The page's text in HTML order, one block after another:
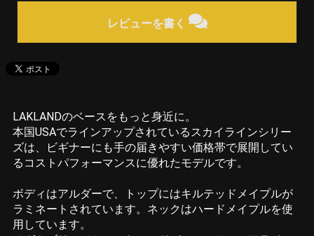
レビューを書く
LAKLANDのベースをもっと身近に。
本国USAでラインアップされているスカイラインシリー
ズは、ビギナーにも手の届きやすい価格帯で展開してい
るコストパフォーマンスに優れたモデルです。
ボディはアルダーで、トップにはキルテッドメイプルが
ラミネートされています。ネックはハードメイプルを使
用しています。